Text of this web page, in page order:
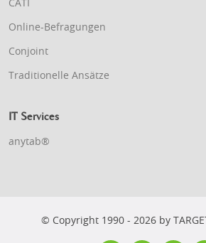
CATI
Online-Befragungen
Conjoint
Traditionelle Ansätze
IT Services
anytab®
© Copyright 1990 - 2026 by TARGET